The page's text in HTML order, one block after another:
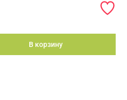
В корзину